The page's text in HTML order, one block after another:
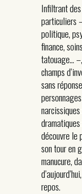
Infiltrant
particuliers
politique,
finance,
tatouage…
champs
sans
découvre le
son tour en
manucure,
repos.